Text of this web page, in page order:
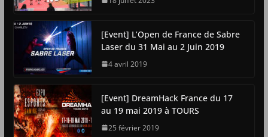
[Event] L’Open de France de Sabre
Laser du 31 Mai au 2 Juin 2019
4 avril 2019
[Event] DreamHack France du 17
au 19 mai 2019 à TOURS
25 février 2019